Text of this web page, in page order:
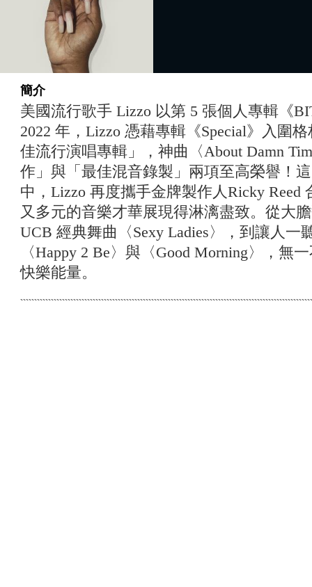
簡介
美國流行歌手 Lizzo 以第 5 張個人專輯《
2022 年，Lizzo 憑藉專輯《Special》入圍
佳流行演唱專輯」，神曲〈About Damn
作」與「最佳混音錄製」兩項至高榮譽！
中，Lizzo 再度攜手金牌製作人Ricky Reed
又多元的音樂才華展現得淋漓盡致。從大
UCB 經典舞曲〈Sexy Ladies〉，到讓人一
〈Happy 2 Be〉與〈Good Morning〉，無
快樂能量。